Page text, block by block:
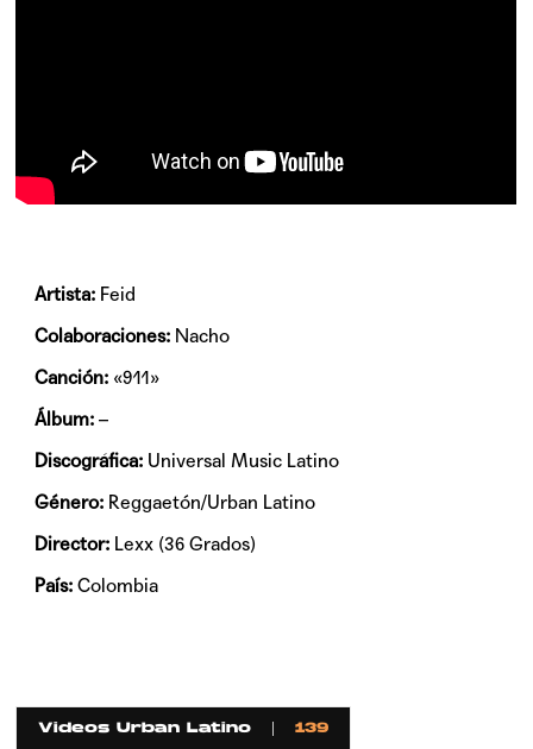
Artista: Feid
Colaboraciones: Nacho
Canción: «911»
Álbum: –
Discográfica: Universal Music Latino
Género: Reggaetón/Urban Latino
Director: Lexx (36 Grados)
País: Colombia
Videos Urban Latino 139